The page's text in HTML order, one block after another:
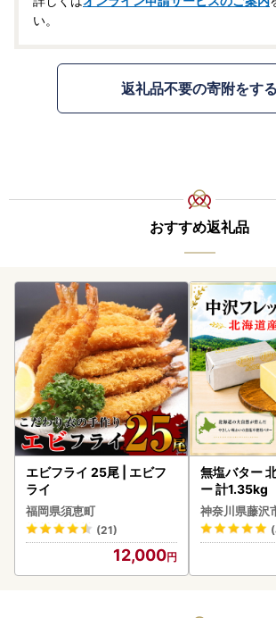
い。
返礼品不要の寄附をする
おすすめ返礼品
エビフライ 25尾 | エビフ
ライ
福岡県須恵町
(21)
12,000
無塩バター
ー 計1.35kg
】
神奈川県藤沢